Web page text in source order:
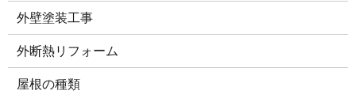
外壁塗装工事
外断熱リフォーム
屋根の種類